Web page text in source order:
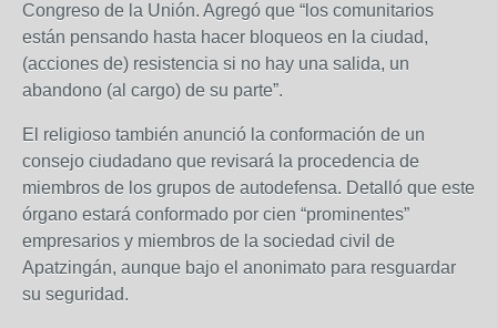
Congreso de la Unión. Agregó que “los comunitarios
están pensando hasta hacer bloqueos en la ciudad,
(acciones de) resistencia si no hay una salida, un
abandono (al cargo) de su parte”.
El religioso también anunció la conformación de un
consejo ciudadano que revisará la procedencia de
miembros de los grupos de autodefensa. Detalló que este
órgano estará conformado por cien “prominentes”
empresarios y miembros de la sociedad civil de
Apatzingán, aunque bajo el anonimato para resguardar
su seguridad.